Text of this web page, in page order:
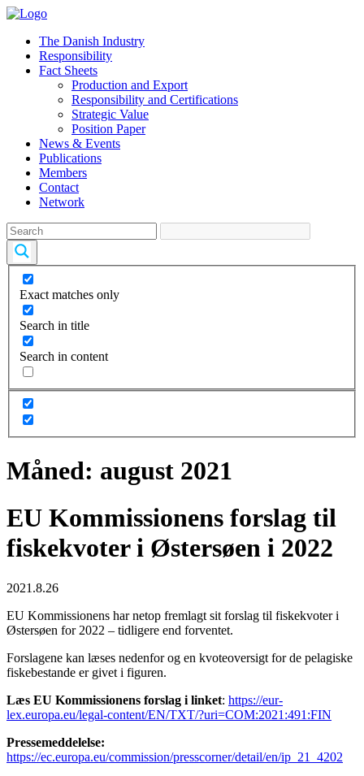
The Danish Industry
Responsibility
Fact Sheets
Production and Export
Responsibility and Certifications
Strategic Value
Position Paper
News & Events
Publications
Members
Contact
Network
Exact matches only
Search in title
Search in content
Måned: august 2021
EU Kommissionens forslag til
fiskekvoter i Østersøen i 2022
2021.8.26
EU Kommissionens har netop fremlagt sit forslag til fiskekvoter i
Østersøen for 2022 – tidligere end forventet.
Forslagene kan læses nedenfor og en kvoteoversigt for de pelagiske
fiskebestande er givet i figuren.
Læs EU Kommissionens forslag i linket: https://eur-
lex.europa.eu/legal-content/EN/TXT/?uri=COM:2021:491:FIN
Pressemeddelelse:
https://ec.europa.eu/commission/presscorner/detail/en/ip_21_4202